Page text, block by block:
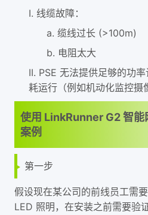
I. 线缆故障：
a. 缆线过长 (>100m)
b. 电阻太大
II. PSE 无法提供足够的功
耗运行（例如机动化监控摄
使用 LinkRunner G2 智能
案例
第一步
假设现在某公司的前线员工需
LED 照明，在安装之前需要验